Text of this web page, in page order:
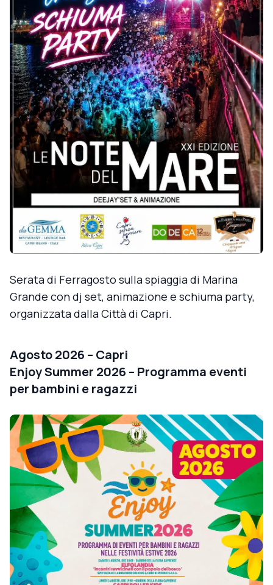
Serata di Ferragosto sulla spiaggia di Marina
Grande con dj set, animazione e schiuma party,
organizzata dalla Città di Capri.
Agosto 2026 – Capri
Enjoy Summer 2026 – Programma eventi
per bambini e ragazzi